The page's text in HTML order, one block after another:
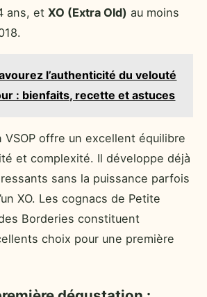
ans, et XO (Extra Old) au moins
l’authenticité du velouté
: bienfaits, recette et astuces
VSOP offre un excellent équilibre
et complexité. Il développe déjà
sans la puissance parfois
XO. Les cognacs de Petite
Borderies constituent
choix pour une première